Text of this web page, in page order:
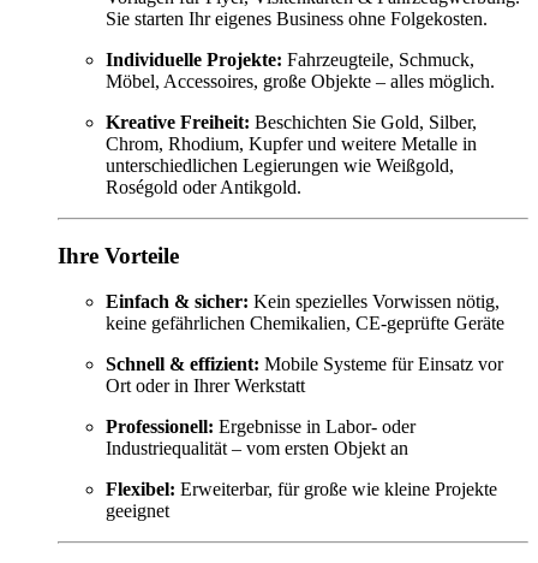
Sie starten Ihr eigenes Business ohne Folgekosten.
Individuelle Projekte: Fahrzeugteile, Schmuck,
Möbel, Accessoires, große Objekte – alles möglich.
Kreative Freiheit: Beschichten Sie Gold, Silber,
Chrom, Rhodium, Kupfer und weitere Metalle in
unterschiedlichen Legierungen wie Weißgold,
Roségold oder Antikgold.
Ihre Vorteile
Einfach & sicher: Kein spezielles Vorwissen nötig,
keine gefährlichen Chemikalien, CE-geprüfte Geräte
Schnell & effizient: Mobile Systeme für Einsatz vor
Ort oder in Ihrer Werkstatt
Professionell: Ergebnisse in Labor- oder
Industriequalität – vom ersten Objekt an
Flexibel: Erweiterbar, für große wie kleine Projekte
geeignet